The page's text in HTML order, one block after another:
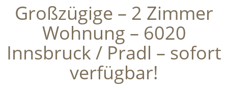
Großzügige – 2 Zimmer
Wohnung – 6020
Innsbruck / Pradl – sofort
verfügbar!